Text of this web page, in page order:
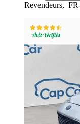
Revendeurs,